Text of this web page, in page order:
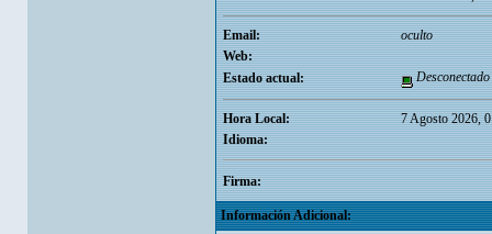
Email:
oculto
Web:
Estado actual:
Desconectado
Hora Local:
7 Agosto 2026,
Idioma:
Firma:
Información Adicional: